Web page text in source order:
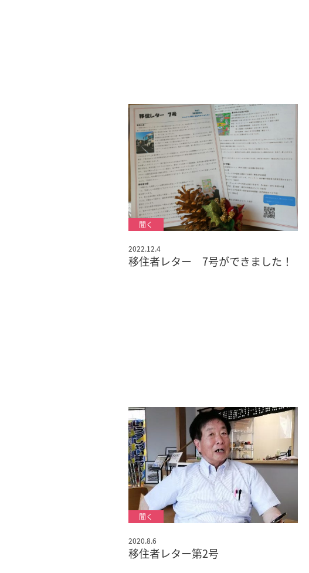
2022.12.4
移住者レター 7号ができました！
2020.8.6
移住者レター第2号